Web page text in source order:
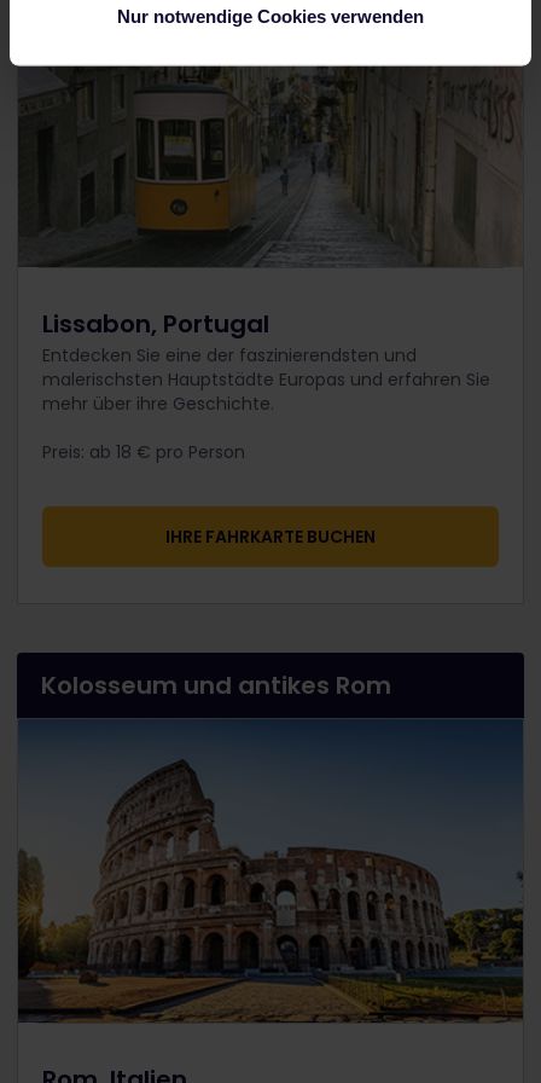
Nur notwendige Cookies verwenden
Lissabon, Portugal
Entdecken Sie eine der faszinierendsten und
malerischsten Hauptstädte Europas und erfahren Sie
mehr über ihre Geschichte.
Preis: ab 18 € pro Person​​
IHRE FAHRKARTE BUCHEN
Kolosseum und antikes Rom